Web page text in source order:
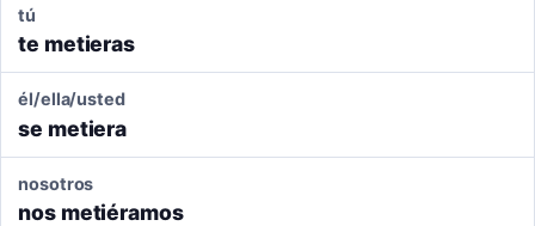
tú
te metieras
él/ella/usted
se metiera
nosotros
nos metiéramos